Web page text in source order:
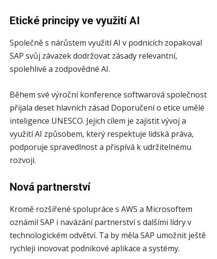
Etické principy ve využití AI
Společně s nárůstem využití AI v podnicích zopakoval
SAP svůj závazek dodržovat zásady relevantní,
spolehlivé a zodpovědné AI.
Během své výroční konference softwarová společnost
přijala deset hlavních zásad Doporučení o etice umělé
inteligence UNESCO. Jejich cílem je zajistit vývoj a
využití AI způsobem, který respektuje lidská práva,
podporuje spravedlnost a přispívá k udržitelnému
rozvoji.
Nová partnerství
Kromě rozšířené spolupráce s AWS a Microsoftem
oznámil SAP i navázání partnerství s dalšími lídry v
technologickém odvětví. Ta by měla SAP umožnit ještě
rychleji inovovat podnikové aplikace a systémy.